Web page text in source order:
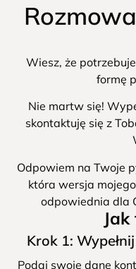
Wiesz, że
formę
Nie martw się!
skontaktuję się z
Odpowiem na Twoje
która wersja
odpowiednia dla
Jak
Krok 1:
Podaj swoje dane